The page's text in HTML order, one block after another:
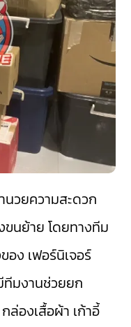
นวยความสะดวก
ขนย้าย โดยทางทีม
อง เฟอร์นิเจอร์
มงานช่วยยก
ล่องเสื้อผ้า เก้าอี้